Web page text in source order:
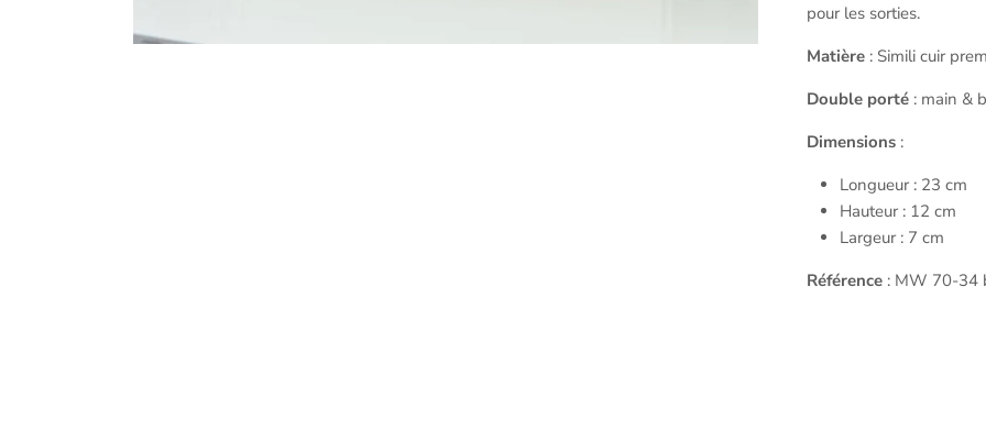
pour les sorties.
Matière : Simili cuir
Double porté : main &
Dimensions :
Longueur : 23 cm
Hauteur : 12 cm
Largeur : 7 cm
Référence : MW 70-34